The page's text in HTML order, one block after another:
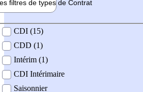
filtres de types de Contrat
contrat
CDI (15)
CDD (1)
Intérim (1)
CDI Intérimaire
Saisonnier